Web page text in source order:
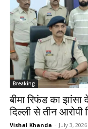
Breaking
बीमा रिफंड का
दिल्ली से तीन आरोपी
Vishal Khanda - July 3, 2026